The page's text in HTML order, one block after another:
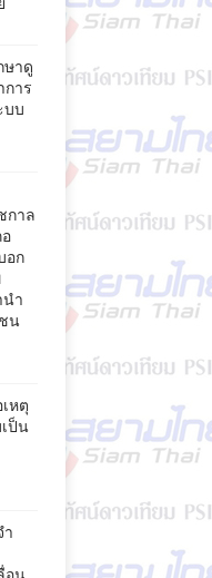
ษาดู
การ
บบ
กาล
อก
ำ
น
หตุ
ป็น
ำ